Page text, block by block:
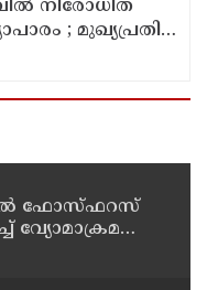
നിരോധിത
; മുഖ്യപ്രതി
ഫോസ്ഫറസ്